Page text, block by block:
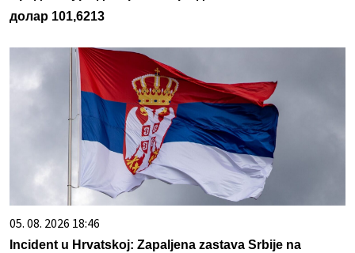
долар 101,6213
05. 08. 2026 18:46
Incident u Hrvatskoj: Zapaljena zastava Srbije na